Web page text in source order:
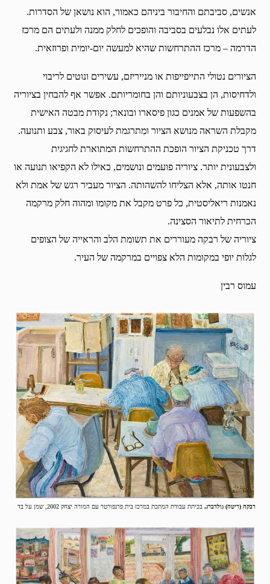
אנשים, סביבתם והחיבור ביניהם כאמור, הוא נושאן של הסדרות.
לעתים אלו נבלעים בסביבה והופכים לחלק ממנה ולעתים הם מרכז
הדרמה – מרכז ההתרחשות שהיא למעשה יום-יומית ופרוזאית.
הציורים נטולי התייפייפות או מנייריזם, עשירים ונוטים לריבוי
ולדחיסות, הן בצבעוניותם והן בחומריותם. אפשר אף להבחין בציוריה
בהשפעות של אמנים כגון פיסארו ובונאר; נקודת מבטה האישית
מקבלת השראה מנושא הציור ומִתרגמת לעיסוק באור, צבע ותנועה.
דרך טכניקת הציור הופכת ההתרחשות המתוארת לחגיגית
ולצבעונית יותר. ציוריה פועמים ונושמים, כאילו לא הקפיאו תנועה או
חנטו אותה, אלא הצליחו להשהותה. הציור מעביר רגש של אמת ולא
נאמנות ריאליסטית, כל פרט מקבל את מקומו ומהוה חלק מרקמה
הכרחית לתיאור הסצינה.
ציוריה של רבקה מעוררים את תשומת הלב והראייה של הצופים
לגלות יופי במקומות הלא צפויים במרקמה של העיר.
עמוס רבין
רבקה (ריטה) גולדברג, בכיתת עבודת המתכת במרכז בית פרנפורטר עם המורה יצחק 2002, שמן על בד